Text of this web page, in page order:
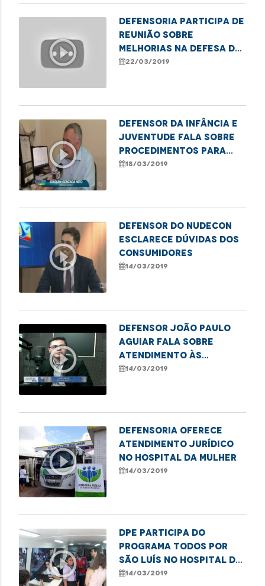
play_circle_outline
Defensoria participa de
reunião sobre
melhorias na defesa do
consumidor
22/03/2019
play_circle_outline
Defensor da Infância e
Juventude fala sobre
procedimentos para
denúncias em casos de
18/03/2019
play_circle_outline
Defensor do Nudecon
esclarece dúvidas dos
consumidores
14/03/2019
play_circle_outline
Defensor João Paulo
Aguiar fala sobre
atendimento às
mulheres vítimas de
14/03/2019
play_circle_outline
Defensoria oferece
atendimento jurídico
no Hospital da Mulher
14/03/2019
play_circle_outline
DPE participa do
programa Todos Por
São Luís no Hospital da
Mulher
14/03/2019